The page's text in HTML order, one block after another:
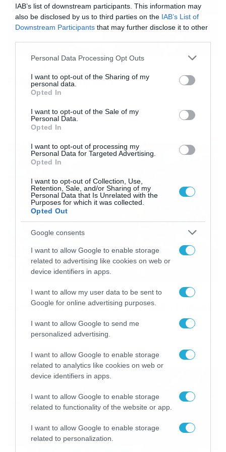
IAB’s list of downstream participants. This information may
also be disclosed by us to third parties on the IAB’s List of
Downstream Participants that may further disclose it to other
Please note that this website/app uses one or more Google
not limited to your visit or usage behaviour. You may click to
grant or deny consent to Google and its third-party tags to
use your data for below specified purposes in below Google
consent section.
Personal Data Processing Opt Outs
I want to opt-out of the Sharing of my
personal data.
Opted In
I want to opt-out of the Sale of my
Personal Data.
Opted In
I want to opt-out of processing my
Personal Data for Targeted Advertising.
Opted In
I want to opt-out of Collection, Use,
Retention, Sale, and/or Sharing of my
Personal Data that Is Unrelated with the
Purposes for which it was collected.
Opted Out
Google consents
I want to allow Google to enable storage
related to advertising like cookies on web or
device identifiers in apps.
I want to allow my user data to be sent to
Google for online advertising purposes.
I want to allow Google to send me
personalized advertising.
I want to allow Google to enable storage
related to analytics like cookies on web or
device identifiers in apps.
I want to allow Google to enable storage
related to functionality of the website or app.
I want to allow Google to enable storage
related to personalization.
Ρίβερ: Θέλει Σαβιόλα
Την επιστροφή του Χαβιέρ Σαβιόλα στο «Μονουμεντάλ»
προσπαθεί να καταφέρει η Ρίβερ Πλέιτ, με τον
Αργεντινό να μην υπολογίζεται στη Βερόνα. Σύμφωνα με
τα ιταλικά ΜΜΕ, οι «Μιγιονάριος» θέλουν να κάνουν
την επιστροφή του «κουνελιού», που είναι από τους
πλέον αγαπητούς παίκτες και φέρονται να έχουν ήδη
κάνει […]
12/12/2014 15:40
Ξέσπασε σε λυγμούς ο Γκαγιάρδο (video)
Η μητέρα του έφυγε από τη ζωή πριν από λίγες ημέρες
και όπως ήταν φυσικό της αφιέρωσε την κατάκτηση του
λόγος για τον τεχνικό της Ρίβερ Μαρσέλο Γκαγιάρδο.
Υπήρξε σπουδαίος ποδοσφαιριστής και πλέον είναι
ανερχόμενος προπονητής. Πάνω από όλα όμως, ο
Μαρσέλο Γκαγιάρδο, είναι άνθρωπος και […]